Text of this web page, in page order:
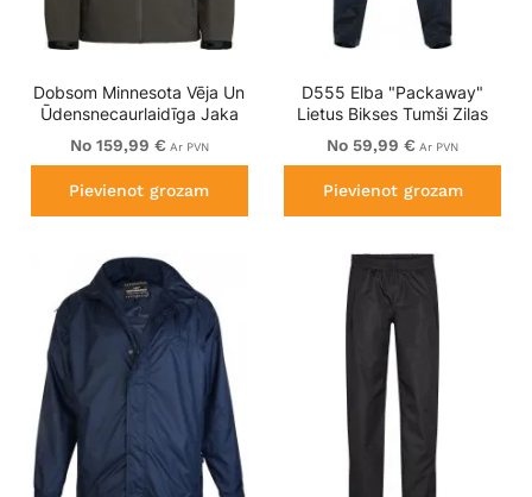
Dobsom Minnesota Vēja Un
Ūdensnecaurlaidīga Jaka
Tumši Brūna
No 159,99 € Ar PVN
Pievienot grozam
D555 Elba "Packaway"
Lietus Bikses Tumši Zilas
No 59,99 € Ar PVN
Pievienot grozam